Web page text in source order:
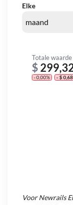
Elke
Totale waarde
$
- 0,00% - $ 0,68
VoorNewrails